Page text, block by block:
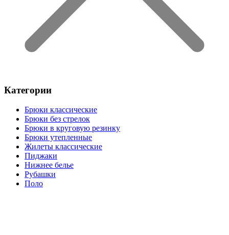
Категории
Брюки классические
Брюки без стрелок
Брюки в круговую резинку
Брюки утепленные
Жилеты классические
Пиджаки
Нижнее белье
Рубашки
Поло